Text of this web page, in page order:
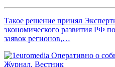
Такое решение принял
экономического развития РФ
заявок регионов,…
Журнал. Вестник